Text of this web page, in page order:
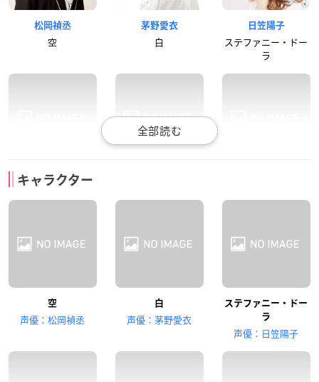
松岡禎丞
空
茅野愛衣
白
日笠陽子
ステファニー・ドー
ラ
田村ゆかり
麦人
キャラクター
空
声優：松岡禎丞
白
声優：茅野愛衣
ステファニー・ドー
ラ
声優：日笠陽子